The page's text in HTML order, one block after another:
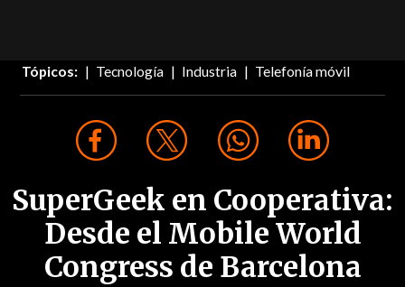
Tópicos: Tecnología Industria Telefonía móvil
SuperGeek en Cooperativa:
Desde el Mobile World
Congress de Barcelona